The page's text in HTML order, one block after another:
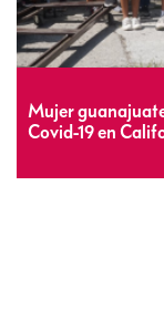
Mujer
Covid-19 en